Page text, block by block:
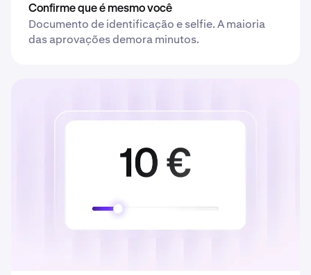
Confirme que é mesmo você
Documento de identificação e selfie. A maioria
das aprovações demora minutos.